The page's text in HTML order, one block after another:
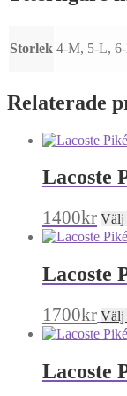
Storlek 4-M, 5-L,
Relaterade
Lacoste
1400kr Välj
Lacoste
1700kr Välj
Lacoste